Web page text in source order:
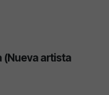
(Nueva artista